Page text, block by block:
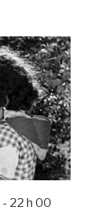
- 22 h 00